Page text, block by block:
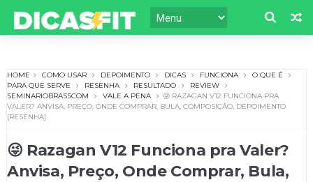
HOME COMO USAR DEPOIMENTO DICAS FUNCIONA
O QUE É
PARA QUE SERVE
RESENHA RESULTADO
REVIEW
SEMINARIOBRASSCOM
VALE A PENA
😜 RAZAGAN V12 FUNCIONA PRA
VALER? ANVISA, PREÇO, ONDE COMPRAR, BULA, COMPOSIÇÃO, DEPOIMENTO
[RESENHA]
😜 Razagan V12 Funciona pra Valer?
Anvisa, Preço, Onde Comprar, Bula,